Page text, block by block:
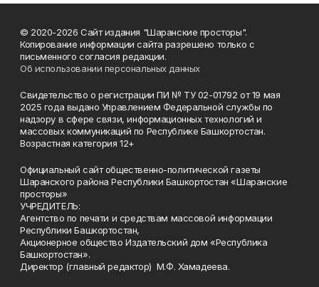
© 2020-2026 Сайт издания "Шаранские просторы".
Копирование информации сайта разрешено только с
письменного согласия редакции.
Об использовании персональных данных
Свидетельство о регистрации ПИ № ТУ 02-01792 от 19 мая
2025 года выдано Управлением Федеральной службы по
надзору в сфере связи, информационных технологий и
массовых коммуникаций по Республике Башкортостан.
Возрастная категория 12+
Официальный сайт общественно-политической газеты
Шаранского района Республики Башкортостан «Шаранские
просторы»
УЧРЕДИТЕЛЬ:
Агентство по печати и средствам массовой информации
Республики Башкортостан,
Акционерное общество Издательский дом «Республика
Башкортостан».
Директор (главный редактор) М.Ф. Хамадеева.